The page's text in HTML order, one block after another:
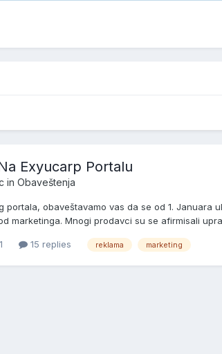
Exyucarp Portalu
in Obaveštenja
portala, obaveštavamo vas da se od 1. Januara
marketinga. Mnogi prodavci su se afirmisali
15 replies reklama marketing